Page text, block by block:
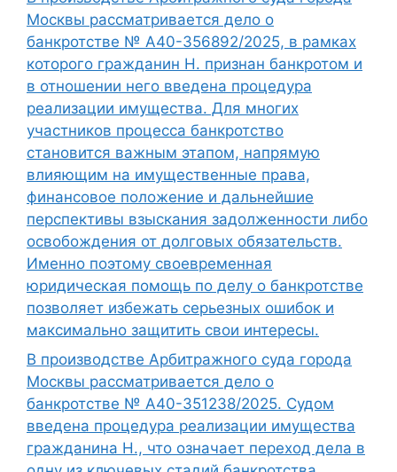
Москвы рассматривается дело о
банкротстве № А40-356892/2025, в рамках
которого гражданин Н. признан банкротом и
в отношении него введена процедура
реализации имущества. Для многих
участников процесса банкротство
становится важным этапом, напрямую
влияющим на имущественные права,
финансовое положение и дальнейшие
перспективы взыскания задолженности либо
освобождения от долговых обязательств.
Именно поэтому своевременная
юридическая помощь по делу о банкротстве
позволяет избежать серьезных ошибок и
максимально защитить свои интересы.
В производстве Арбитражного суда города
Москвы рассматривается дело о
банкротстве № А40-351238/2025. Судом
введена процедура реализации имущества
гражданина Н., что означает переход дела в